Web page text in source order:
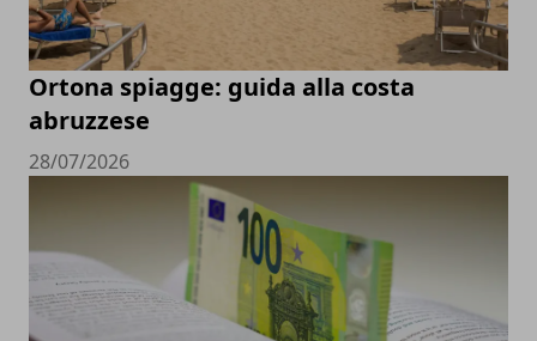
Ortona spiagge: guida alla costa
abruzzese
28/07/2026